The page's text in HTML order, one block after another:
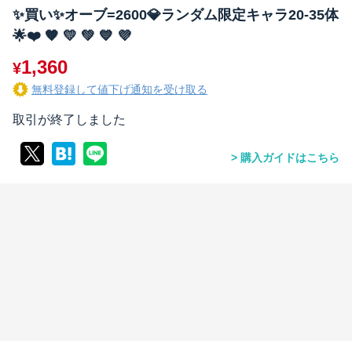
✨買い✨オーブ=2600💎ランダム限定キャラ20-35体
🌟❤️ 🧡 💛 💚 💙 💜
¥1,360
無料登録して値下げ通知を受け取る
取引が終了しました
購入ガイドはこちら